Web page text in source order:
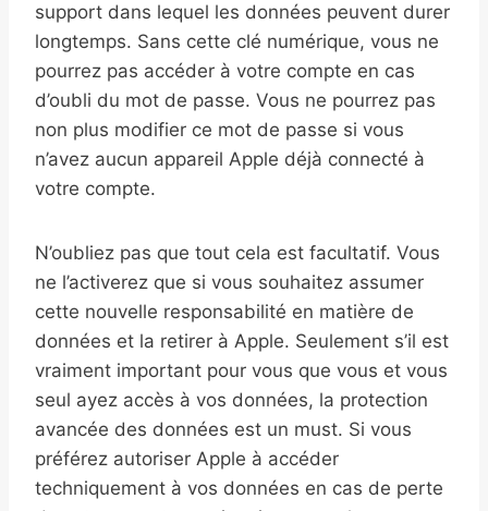
support dans lequel les données peuvent durer
longtemps. Sans cette clé numérique, vous ne
pourrez pas accéder à votre compte en cas
d’oubli du mot de passe. Vous ne pourrez pas
non plus modifier ce mot de passe si vous
n’avez aucun appareil Apple déjà connecté à
votre compte.
N’oubliez pas que tout cela est facultatif. Vous
ne l’activerez que si vous souhaitez assumer
cette nouvelle responsabilité en matière de
données et la retirer à Apple. Seulement s’il est
vraiment important pour vous que vous et vous
seul ayez accès à vos données, la protection
avancée des données est un must. Si vous
préférez autoriser Apple à accéder
techniquement à vos données en cas de perte